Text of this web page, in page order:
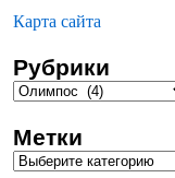
Карта сайта
Рубрики
Метки